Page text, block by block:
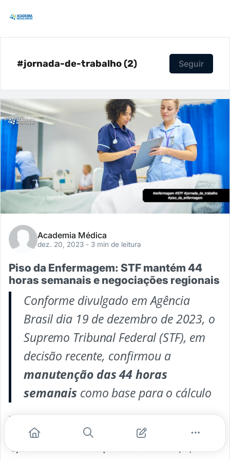
#jornada-de-trabalho (2) Seguir
Academia Médica
dez. 20, 2023 - 3 min de leitura
Piso da Enfermagem: STF mantém 44
horas semanais e negociações regionais
Conforme divulgado em Agência
Brasil dia 19 de dezembro de 2023, o
Supremo Tribunal Federal (STF), em
decisão recente, confirmou a
manutenção das 44 horas
semanais como base para o cálculo
...
#enfermagem #profissão
#profissionais da saúde
#jornada de trabalho